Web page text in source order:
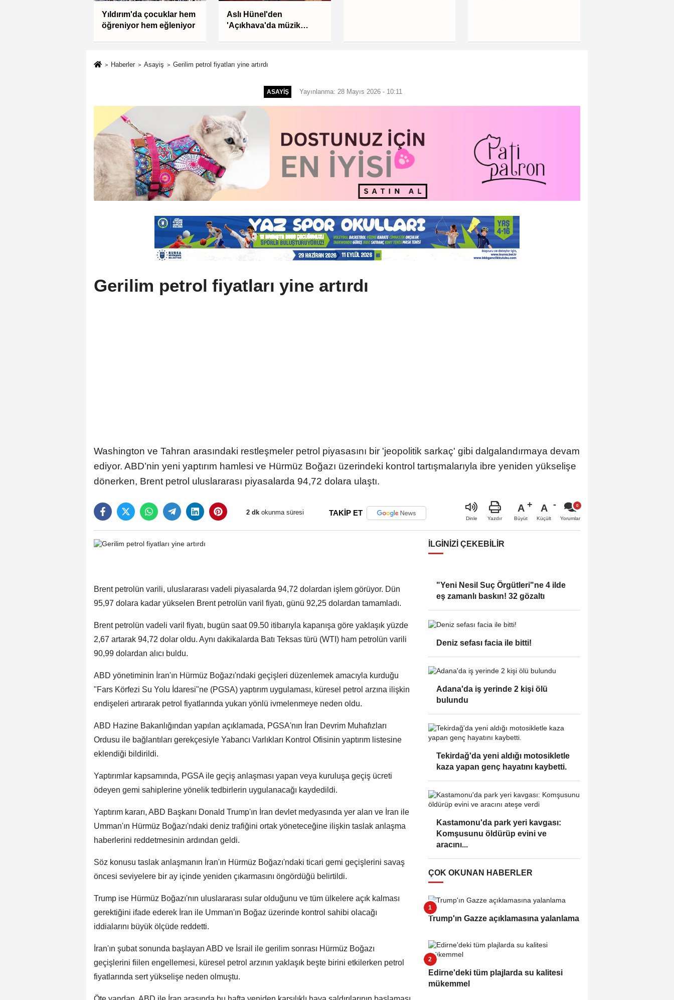
Yıldırım'da çocuklar hem
öğreniyor hem eğleniyor
Aslı Hünel'den
'Açıkhava'da müzik
Haberler Asayiş Gerilim petrol fiyatları yine artırdı
ASAYIŞ Yayınlanma: 28 Mayıs 2026 - 10:11
Gerilim petrol fiyatları yine artırdı
Washington ve Tahran arasındaki restleşmeler petrol piyasasını bir 'jeopolitik sarkaç' gibi dalgalandırmaya devam
ediyor. ABD’nin yeni yaptırım hamlesi ve Hürmüz Boğazı üzerindeki kontrol tartışmalarıyla ibre yeniden yükselişe
dönerken, Brent petrol uluslararası piyasalarda 94,72 dolara ulaştı.
2 dk okunma süresi TAKİP ET
Dinle Yazdır
A
Büyüt
A
Küçült Yorumlar
Brent petrolün varili, uluslararası vadeli piyasalarda 94,72 dolardan işlem görüyor. Dün
95,97 dolara kadar yükselen Brent petrolün varil fiyatı, günü 92,25 dolardan tamamladı.
Brent petrolün vadeli varil fiyatı, bugün saat 09.50 itibarıyla kapanışa göre yaklaşık yüzde
2,67 artarak 94,72 dolar oldu. Aynı dakikalarda Batı Teksas türü (WTI) ham petrolün varili
90,99 dolardan alıcı buldu.
ABD yönetiminin İran'ın Hürmüz Boğazı'ndaki geçişleri düzenlemek amacıyla kurduğu
"Fars Körfezi Su Yolu İdaresi"ne (PGSA) yaptırım uygulaması, küresel petrol arzına ilişkin
endişeleri artırarak petrol fiyatlarında yukarı yönlü ivmelenmeye neden oldu.
ABD Hazine Bakanlığından yapılan açıklamada, PGSA'nın İran Devrim Muhafızları
Ordusu ile bağlantıları gerekçesiyle Yabancı Varlıkları Kontrol Ofisinin yaptırım listesine
eklendiği bildirildi.
Yaptırımlar kapsamında, PGSA ile geçiş anlaşması yapan veya kuruluşa geçiş ücreti
ödeyen gemi sahiplerine yönelik tedbirlerin uygulanacağı kaydedildi.
Yaptırım kararı, ABD Başkanı Donald Trump'ın İran devlet medyasında yer alan ve İran ile
Umman'ın Hürmüz Boğazı'ndaki deniz trafiğini ortak yöneteceğine ilişkin taslak anlaşma
haberlerini reddetmesinin ardından geldi.
Söz konusu taslak anlaşmanın İran'ın Hürmüz Boğazı'ndaki ticari gemi geçişlerini savaş
öncesi seviyelere bir ay içinde yeniden çıkarmasını öngördüğü belirtildi.
Trump ise Hürmüz Boğazı'nın uluslararası sular olduğunu ve tüm ülkelere açık kalması
gerektiğini ifade ederek İran ile Umman'ın Boğaz üzerinde kontrol sahibi olacağı
iddialarını büyük ölçüde reddetti.
İran'ın şubat sonunda başlayan ABD ve İsrail ile gerilim sonrası Hürmüz Boğazı
geçişlerini fiilen engellemesi, küresel petrol arzının yaklaşık beşte birini etkilerken petrol
fiyatlarında sert yükselişe neden olmuştu.
İLGINIZI ÇEKEBILIR
"Yeni Nesil Suç Örgütleri"ne 4 ilde
eş zamanlı baskın! 32 gözaltı
Deniz sefası facia ile bitti!
Adana'da iş yerinde 2 kişi ölü
bulundu
Tekirdağ'da yeni aldığı motosikletle
kaza yapan genç hayatını kaybetti.
Kastamonu'da park yeri kavgası:
Komşusunu öldürüp evini ve
aracını...
ÇOK OKUNAN HABERLER
Trump'ın Gazze açıklamasına yalanlama
Edirne'deki tüm plajlarda su kalitesi
mükemmel